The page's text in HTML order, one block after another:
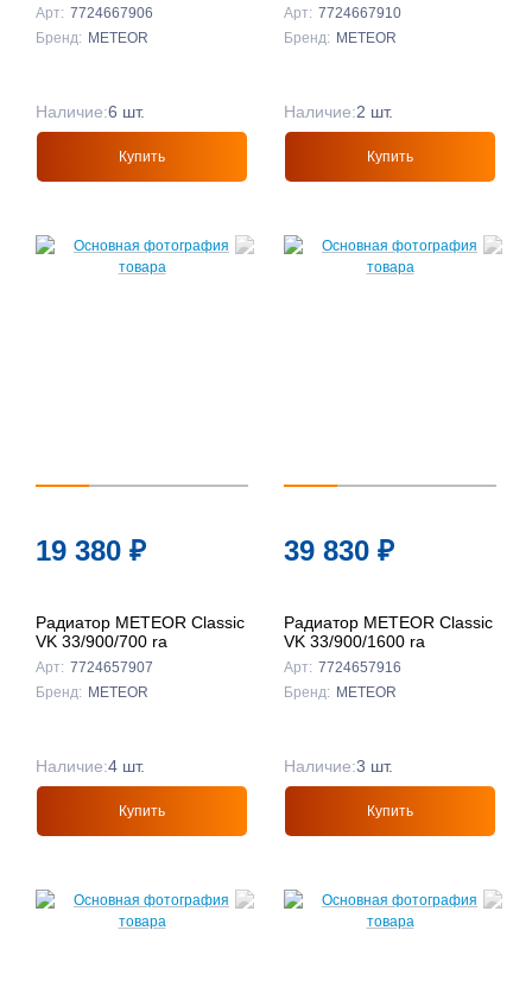
Арт: 7724667906
Бренд: METEOR
Наличие:6 шт.
Купить
Арт: 7724667910
Бренд: METEOR
Наличие:2 шт.
Купить
19 380 ₽
Радиатор METEOR Classic
VK 33/900/700 ra
Арт: 7724657907
Бренд: METEOR
Наличие:4 шт.
Купить
39 830 ₽
Радиатор METEOR Classic
VK 33/900/1600 ra
Арт: 7724657916
Бренд: METEOR
Наличие:3 шт.
Купить